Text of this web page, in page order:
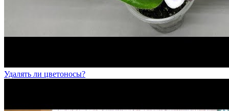
Удалять ли цветоносы?